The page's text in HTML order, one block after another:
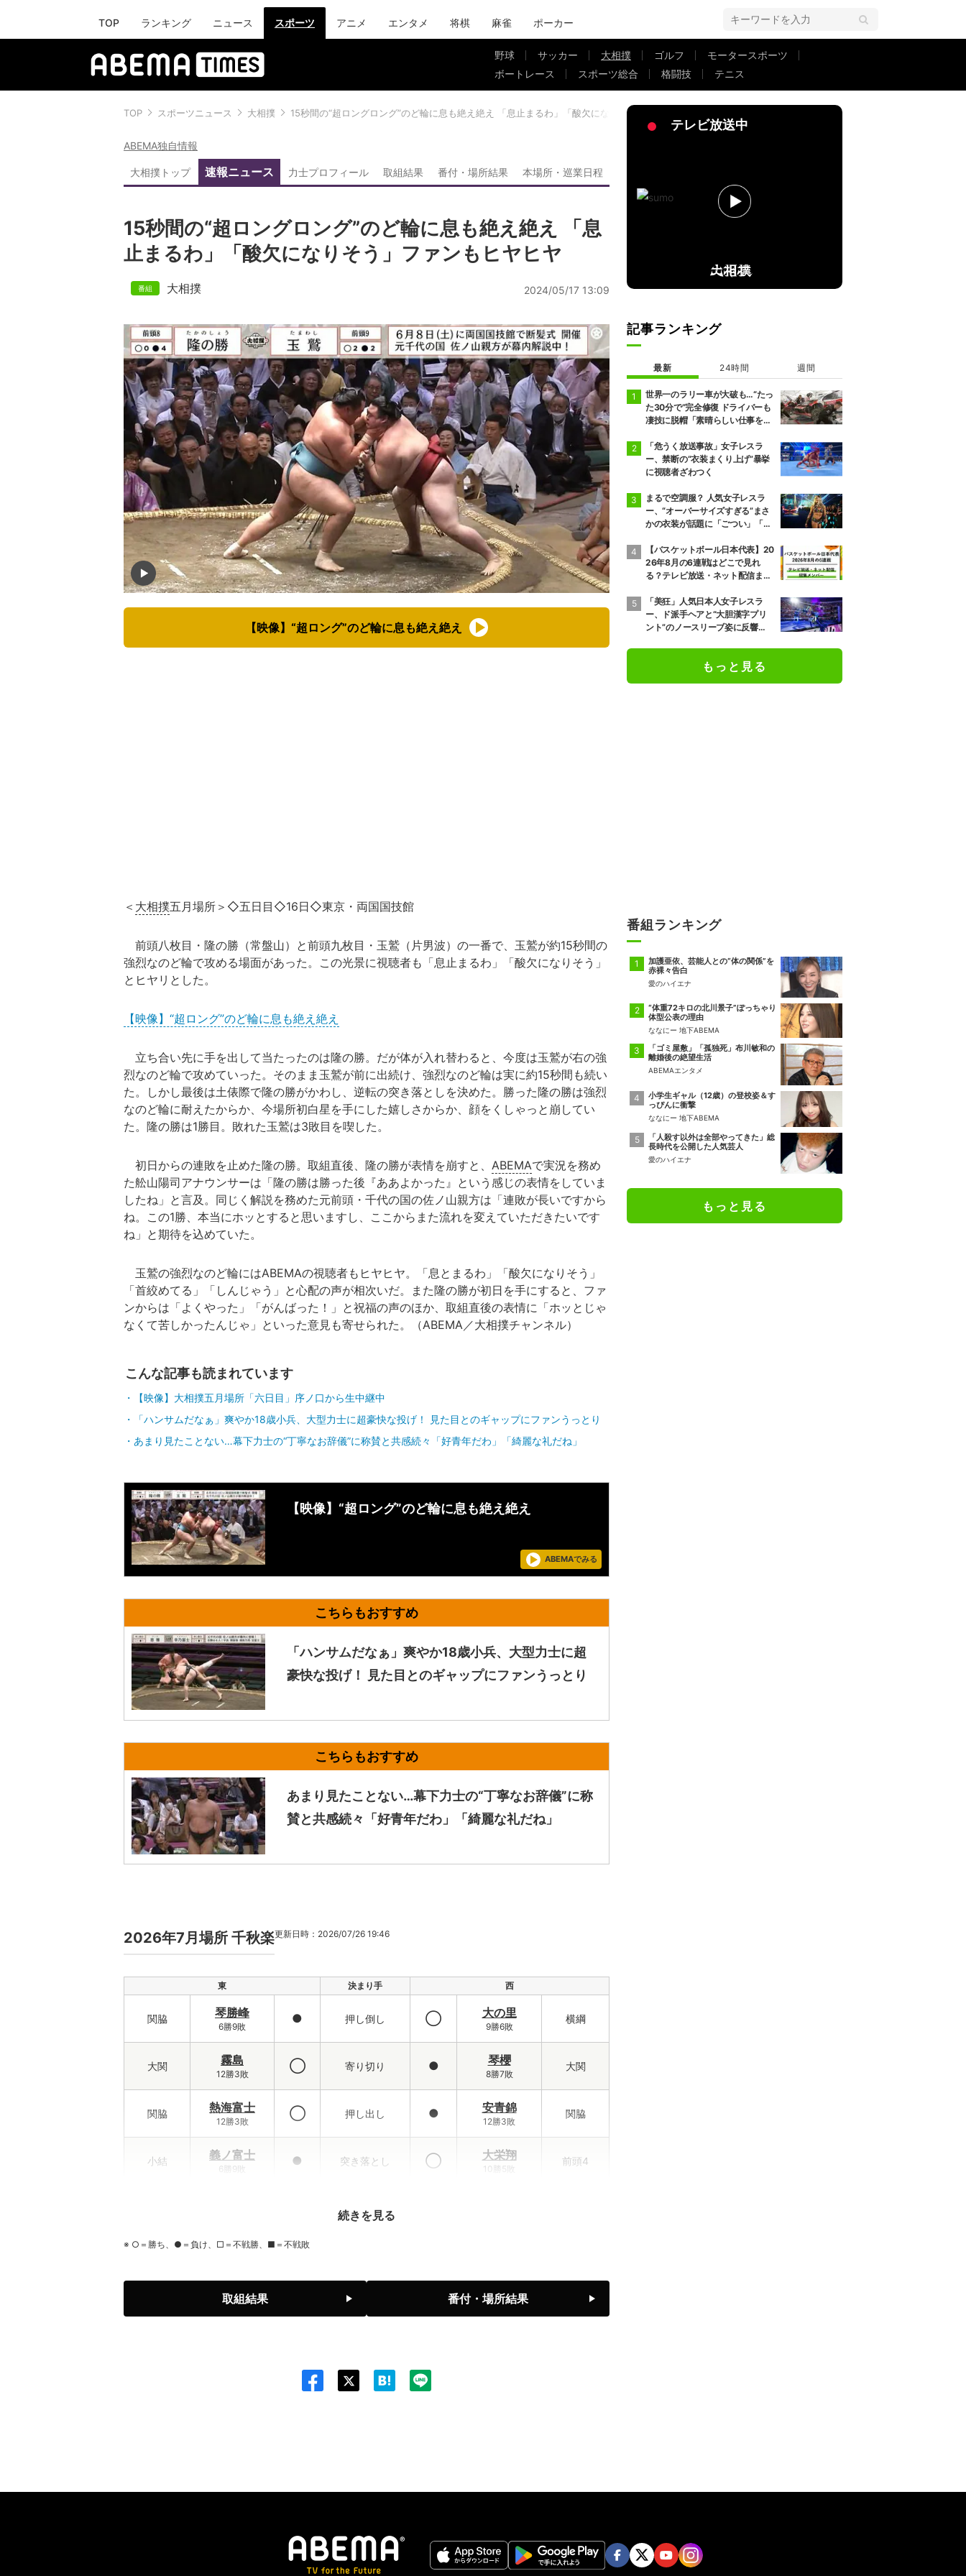
TOP ランキング ニュース スポーツ アニメ エンタメ 将棋 麻雀 ポーカー
野球 サッカー 大相撲 ゴルフ
モータースポーツ
ボートレース
スポーツ総合 格闘技 テニス
TOP スポーツニュース 大相撲 15秒間の“超ロングロング”のど輪に息も絶え絶え 「息止まるわ」「酸欠になりそう」ファンもヒヤヒヤ
ABEMA独自情報
大相撲トップ 速報ニュース 力士プロフィール 取組結果 番付・場所結果 本場所・巡業日程
15秒間の“超ロングロング”のど輪に息も絶え絶え 「息
止まるわ」「酸欠になりそう」ファンもヒヤヒヤ
大相撲 2024/05/17 13:09
【映像】“超ロング”のど輪に息も絶え絶え
＜ 大相撲五月場所＞◇五日目◇16日◇東京・両国国技館
前頭八枚目・隆の勝（常盤山）と前頭九枚目・玉鷲（片男波）の一番で、玉鷲が約15秒間の
強烈なのど輪で攻める場面があった。この光景に視聴者も「息止まるわ」「酸欠になりそう」
とヒヤリとした。
【映像】“超ロング”のど輪に息も絶え絶え
立ち合い先に手を出して当たったのは隆の勝。だが体が入れ替わると、今度は玉鷲が右の強
烈なのど輪で攻めていった。そのまま玉鷲が前に出続け、強烈なのど輪は実に約15秒間も続い
た。しかし最後は土俵際で隆の勝がかわし、逆転の突き落としを決めた。勝った隆の勝は強烈
なのど輪に耐えたからか、今場所初白星を手にした嬉しさからか、顔をくしゃっと崩してい
た。隆の勝は1勝目。敗れた玉鷲は3敗目を喫した。
初日からの連敗を止めた隆の勝。取組直後、隆の勝が表情を崩すと、 ABEMAで実況を務め
た舩山陽司アナウンサーは「隆の勝は勝った後『ああよかった』という感じの表情をしていま
したね」と言及。同じく解説を務めた元前頭・千代の国の佐ノ山親方は「連敗が長いですから
ね。この1勝、本当にホッとすると思いますし、ここからまた流れを変えていただきたいです
ね」と期待を込めていた。
玉鷲の強烈なのど輪にはABEMAの視聴者もヒヤヒヤ。「息とまるわ」「酸欠になりそう」
「首絞めてる」「しんじゃう」と心配の声が相次いだ。また隆の勝が初日を手にすると、ファ
ンからは「よくやった」「がんばった！」と祝福の声のほか、取組直後の表情に「ホッとじゃ
なくて苦しかったんじゃ」といった意見も寄せられた。（ABEMA／大相撲チャンネル）
こんな記事も読まれています
【映像】大相撲五月場所「六日目」序ノ口から生中継中
「ハンサムだなぁ」爽やか18歳小兵、大型力士に超豪快な投げ！ 見た目とのギャップにファンうっとり
あまり見たことない…幕下力士の“丁寧なお辞儀”に称賛と共感続々「好青年だわ」「綺麗な礼だね」
【映像】“超ロング”のど輪に息も絶え絶え
ABEMAでみる
「ハンサムだなぁ」爽やか18歳小兵、大型力士に超
豪快な投げ！ 見た目とのギャップにファンうっとり
あまり見たことない…幕下力士の“丁寧なお辞儀”に称
賛と共感続々「好青年だわ」「綺麗な礼だね」
2026年7月場所 千秋楽更新日時：2026/07/26 19:46
東 決まり手 西
関脇 琴勝峰
6勝9敗
● 押し倒し ◯ 大の里
9勝6敗
横綱
大関 霧島
12勝3敗
◯ 寄り切り ● 琴櫻
8勝7敗
大関
関脇 熱海富士
12勝3敗
◯ 押し出し ● 安青錦
12勝3敗
関脇
小結 義ノ富士
6勝9敗
● 突き落とし ◯ 大栄翔
10勝5敗
前頭4
寄り倒し
藤ノ川
美ノ海 引っ掛け 隆の勝
前頭15 ● 押し出し ◯ 前頭5
◯ 寄り切り ●
6勝9敗
前頭16
続きを見る
※ ○＝勝ち、●＝負け、□＝不戦勝、■＝不戦敗
取組結果 番付・場所結果
テレビ放送中
記事ランキング
最新 24時間 週間
世界一のラリー車が大破も…“たっ
た30分で”完全修復 ドライバーも
凄技に脱帽「素晴らしい仕事をし
「危うく放送事故」女子レスラ
ー、禁断の“衣装まくり上げ”暴挙
に視聴者ざわつく
まるで空調服？ 人気女子レスラ
ー、“オーバーサイズすぎる”まさ
かの衣装が話題に「ごつい」「肩
【バスケットボール日本代表】20
26年8月の6連戦はどこで見れ
る？テレビ放送・ネット配信まと
「美狂」人気日本人女子レスラ
ー、ド派手ヘアと“大胆漢字プリ
ント”のノースリーブ姿に反響
もっと見る
番組ランキング
加護亜依、芸能人との“体の関係”を
赤裸々告白
愛のハイエナ
“体重72キロの北川景子”ぽっちゃり
体型公表の理由
ななにー 地下ABEMA
「ゴミ屋敷」「孤独死」布川敏和の
離婚後の絶望生活
ABEMAエンタメ
小学生ギャル（12歳）の登校姿＆す
っぴんに衝撃
ななにー 地下ABEMA
「人殺す以外は全部やってきた」総
長時代を公開した人気芸人
愛のハイエナ
もっと見る